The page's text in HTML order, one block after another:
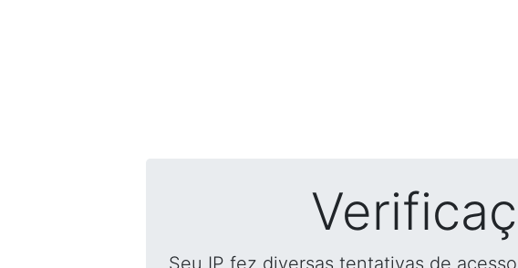
Seu IP fez diversas tentativas de